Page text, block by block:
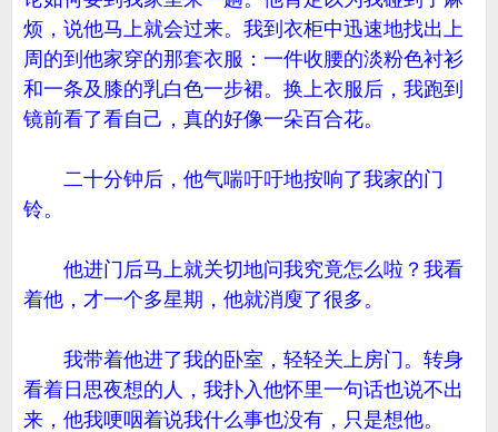
烦，说他马上就会过来。我到衣柜中迅速地找出上
周的到他家穿的那套衣服：一件收腰的淡粉色衬衫
和一条及膝的乳白色一步裙。换上衣服后，我跑到
镜前看了看自己，真的好像一朵百合花。
二十分钟后，他气喘吁吁地按响了我家的门
铃。
他进门后马上就关切地问我究竟怎么啦？我看
着他，才一个多星期，他就消廋了很多。
我带着他进了我的卧室，轻轻关上房门。转身
看着日思夜想的人，我扑入他怀里一句话也说不出
来，他我哽咽着说我什么事也没有，只是想他。